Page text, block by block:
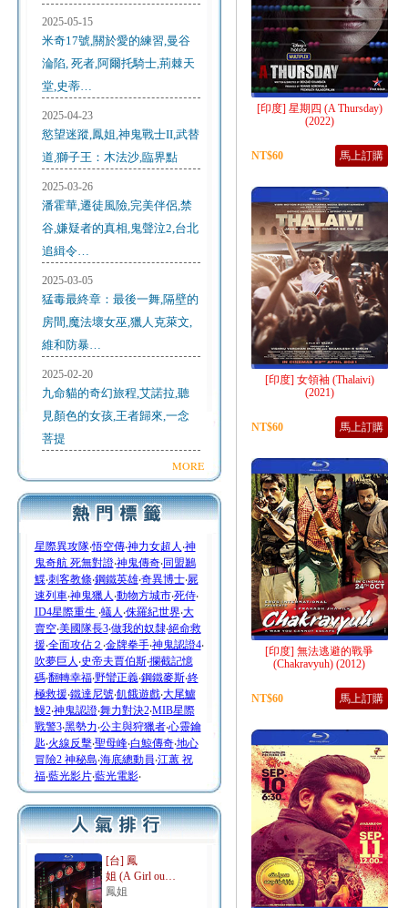
2025-05-15
米奇17號,關於愛的練習,曼谷
淪陷, 死者,阿爾托騎士,荊棘天
堂,史蒂…
2025-04-23
慾望迷蹤,鳳姐,神鬼戰士II,武替
道,獅子王：木法沙,臨界點
2025-03-26
潘霍華,遷徒風險,完美伴侶,禁
谷,嫌疑者的真相,鬼聲泣2,台北
追緝令…
2025-03-05
猛毒最終章：最後一舞,隔壁的
房間,魔法壞女巫,獵人克萊文,
維和防暴…
2025-02-20
九命貓的奇幻旅程,艾諾拉,聽
見顏色的女孩,王者歸來,一念
菩提
MORE
星際異攻隊‧悟空傳‧神力女超人 ‧神
鬼奇航 死無對證‧神鬼傳奇‧同盟鶼
鰈‧刺客教條‧鋼鐵英雄‧奇異博士‧屍
速列車‧神鬼獵人 ‧動物方城市‧死侍‧
ID4星際重生 ‧蟻人 ‧侏羅紀世界‧大
賣空‧美國隊長3‧做我的奴隸‧絕命救
援‧全面攻佔２ ‧金牌拳手‧神鬼認證4‧
吹夢巨人 ‧史帝夫賈伯斯‧攔截記憶
碼‧翻轉幸福‧野蠻正義‧鋼鐵麥斯‧終
極救援‧鐵達尼號‧飢餓遊戲‧大尾鱸
鰻2‧神鬼認證‧舞力對決2‧MIB星際
戰警3‧黑勢力‧公主與狩獵者‧心靈鑰
匙‧火線反擊‧聖母峰‧白鯨傳奇‧地心
冒險2 神秘島‧海底總動員‧江蕙 祝
福‧藍光影片‧藍光電影‧
[台] 鳳
姐 (A Girl ou…
鳳姐
[印度] 星期四 (A Thursday)
(2022)
NT$60 馬上訂購
[印度] 女領袖 (Thalaivi)
(2021)
NT$60 馬上訂購
[印度] 無法逃避的戰爭
(Chakravyuh) (2012)
NT$60 馬上訂購